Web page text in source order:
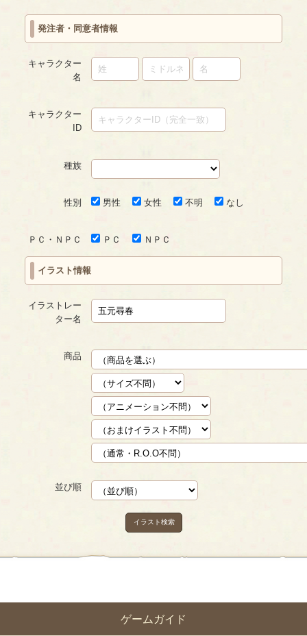
ゲームガイド
ジ
ジ
発注者・同意者情報
キャラクター
名
キャラクター
ID
種族
性別 男性 女性 不明 なし
ＰＣ・ＮＰＣ ＰＣ ＮＰＣ
イラスト情報
イラストレー
ター名
商品
並び順
イラスト検索